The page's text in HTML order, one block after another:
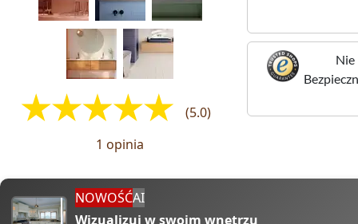
(5.0)
1 opinia
Nie
NOWOŚĆAI
Wizualizuj w swoim wnętrzu